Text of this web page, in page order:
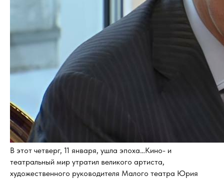
В этот четверг, 11 января, ушла эпоха…Кино- и
театральный мир утратил великого артиста,
художественного руководителя Малого театра Юрия